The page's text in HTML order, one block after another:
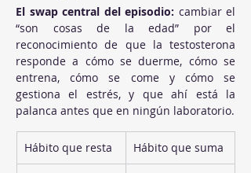
El swap central del episodio: cambiar el
“son cosas de la edad” por el
reconocimiento de que la testosterona
responde a cómo se duerme, cómo se
entrena, cómo se come y cómo se
gestiona el estrés, y que ahí está la
palanca antes que en ningún laboratorio.
Hábito que resta Hábito que suma